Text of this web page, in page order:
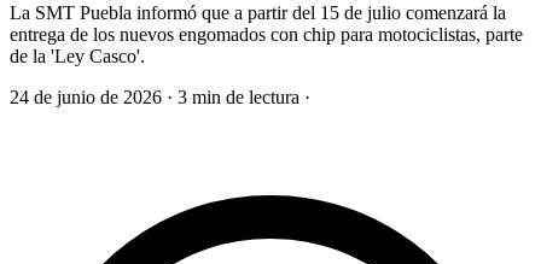
La SMT Puebla informó que a partir del 15 de julio comenzará la
entrega de los nuevos engomados con chip para motociclistas, parte
de la 'Ley Casco'.
24 de junio de 2026 · 3 min de lectura ·